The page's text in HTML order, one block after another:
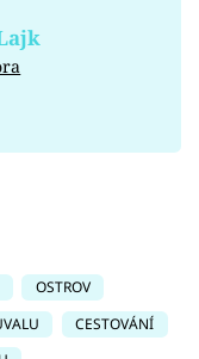
OSTROV
CESTOVÁNÍ